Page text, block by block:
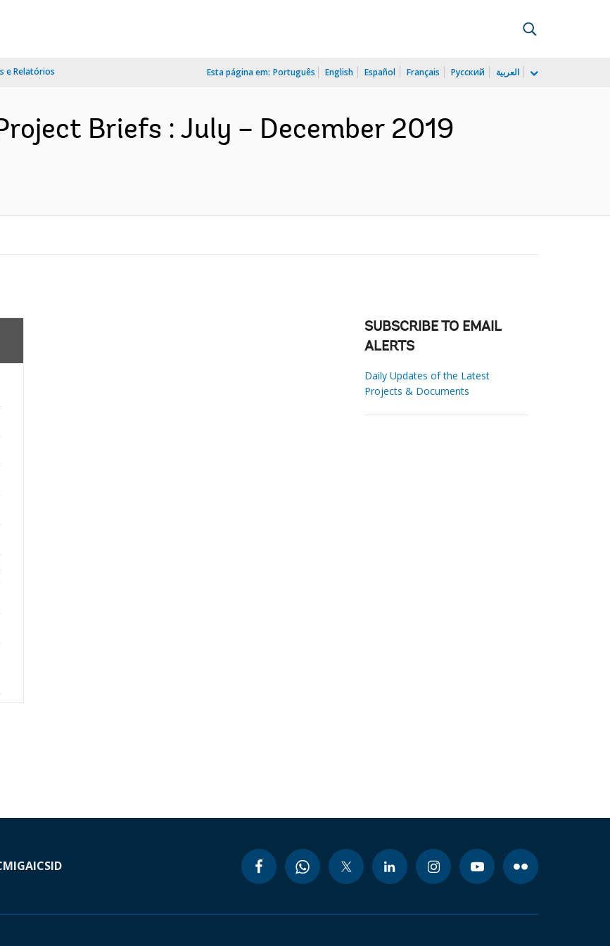
e Relatórios Esta página em: Português English Español Français Русский العربية
Briefs : July – December 2019
SUBSCRIBE TO EMAIL
ALERTS
Daily Updates of the Latest
Projects & Documents
MIGAICSID